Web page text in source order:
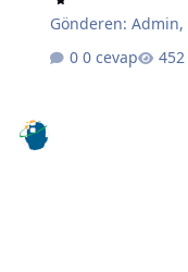
Gönderen:Admin,
0 cevap